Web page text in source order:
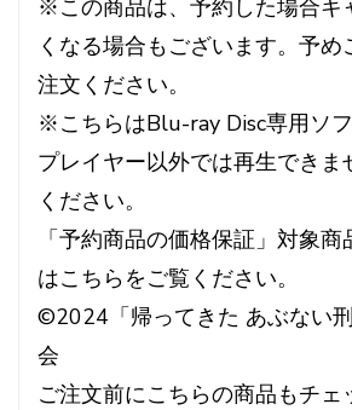
※この商品は、予約した場合キ
くなる場合もございます。予
注文ください。
※こちらはBlu-ray Disc専用ソ
プレイヤー以外では再生できま
ください。
「予約商品の価格保証」対象商
はこちらをご覧ください。
©2024「帰ってきた あぶない
会
ご注文前にこちらの商品もチェ